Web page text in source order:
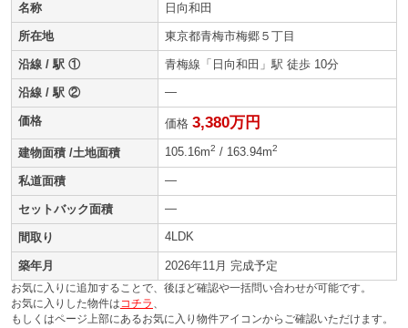
名称 日向和田
所在地 東京都青梅市梅郷５丁目
沿線 / 駅 ① 青梅線「日向和田」駅 徒歩 10分
沿線 / 駅 ② —
価格 価格 3,380万円
建物面積 /土地面積 105.16m2 / 163.94m2
私道面積 —
セットバック面積 —
間取り 4LDK
築年月 2026年11月 完成予定
お気に入りに追加することで、後ほど確認や一括問い合わせが可能です。
お気に入りした物件はコチラ 、
もしくはページ上部にあるお気に入り物件アイコンからご確認いただけます。